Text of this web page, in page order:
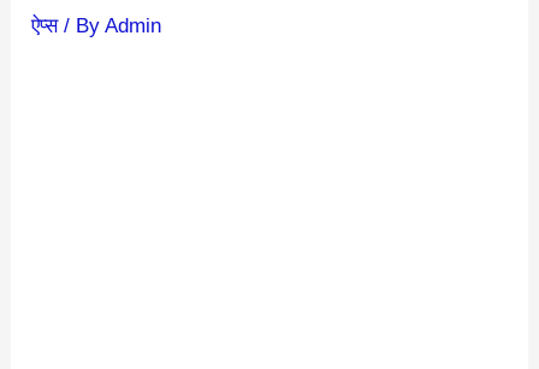
ऐप्स/ ByAdmin